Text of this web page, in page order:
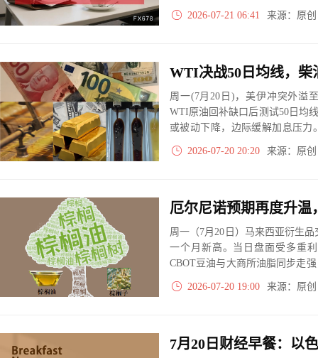
锁，加剧通胀担忧并强化市场对
2026-07-21 06:41 来源：原
周一(7月20日)，美伊冲突外溢
WTI原油回补缺口后测试50日均
或被动下降，边际缓解加息压
抬升；英镑借政治平稳走强，黄
2026-07-20 20:20 来源：原
周一（7月20日）马来西亚衍生
一个月新高。当日盘面受多重
CBOT豆油与大商所油脂同步走
释放。
2026-07-20 19:00 来源：原